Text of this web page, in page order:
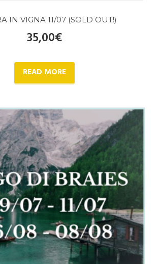
IN VIGNA 11/07 (SOLD OUT!)
35,00€
READ MORE